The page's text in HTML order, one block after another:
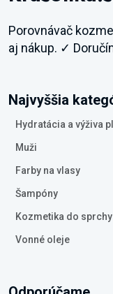
Porovnávač
aj nákup. ✓
Najvyššia
Hydratácia a výživa
Muži
Farby na vlasy
Šampóny
Kozmetika do
Vonné oleje